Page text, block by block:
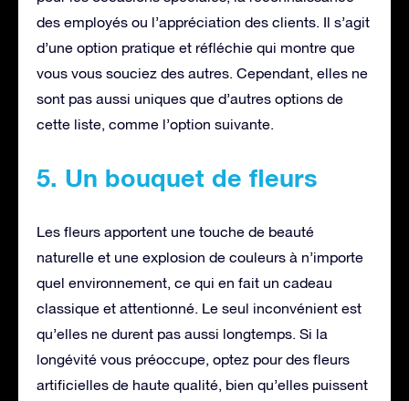
des employés ou l’appréciation des clients. Il s’agit
d’une option pratique et réfléchie qui montre que
vous vous souciez des autres. Cependant, elles ne
sont pas aussi uniques que d’autres options de
cette liste, comme l’option suivante.
5. Un bouquet de fleurs
Les fleurs apportent une touche de beauté
naturelle et une explosion de couleurs à n’importe
quel environnement, ce qui en fait un cadeau
classique et attentionné. Le seul inconvénient est
qu’elles ne durent pas aussi longtemps. Si la
longévité vous préoccupe, optez pour des fleurs
artificielles de haute qualité, bien qu’elles puissent